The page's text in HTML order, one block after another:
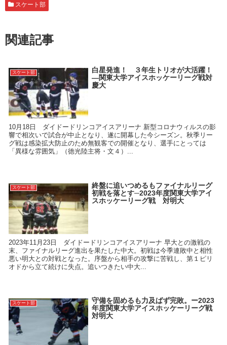
スケート部
関連記事
スケート部
白星発進！ ３年生トリオが大活躍！
―関東大学アイスホッケーリーグ戦対
慶大
10月18日 ダイドードリンコアイスアリーナ 新型コロナウィルスの影
響で相次いで試合が中止となり、遂に開幕した今シーズン。秋季リー
グ戦は感染拡大防止のため無観客での開催となり、選手にとっては
「異様な雰囲気」（徳光陸主将・文４）...
スケート部
終盤に追いつめるもファイナルリーグ
初戦を落とす─2023年度関東大学アイ
スホッケーリーグ戦 対明大
2023年11月23日 ダイドードリンコアイスアリーナ 早大との激戦の
末、ファイナルリーグ進出を果たした中大。初戦は今季連敗中と相性
悪い明大との対戦となった。序盤から相手の攻撃に苦戦し、第１ピリ
オドから立て続けに失点。追いつきたい中大...
スケート部
守備を固めるも力及ばず完敗。ー2023
年度関東大学アイスホッケーリーグ戦
対明大